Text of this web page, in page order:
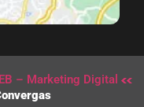
– Marketing Digital